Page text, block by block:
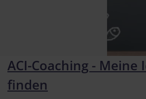
ACI-Coaching -
finden